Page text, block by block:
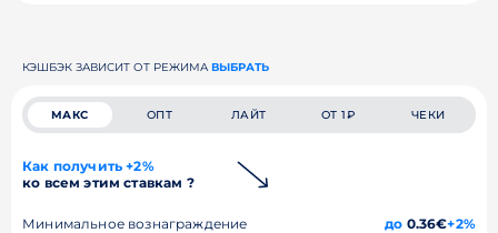
КЭШБЭК ЗАВИСИТ ОТ РЕЖИМА ВЫБРАТЬ
МАКС ОПТ ЛАЙТ ОТ 1₽ ЧЕКИ
Как получить +2%
ко всем этим ставкам ?
Минимальное вознаграждение до 0.36€+2%